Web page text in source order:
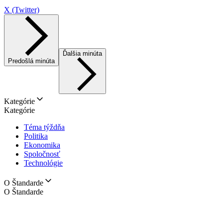
X (Twitter)
Predošlá minúta
Ďalšia minúta
Kategórie
Kategórie
Téma týždňa
Politika
Ekonomika
Spoločnosť
Technológie
O Štandarde
O Štandarde